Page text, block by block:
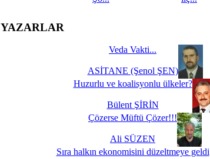
YAZARLAR
Veda Vakti...
ASİTANE (Şenol ŞEN)
Huzurlu ve koalisyonlu ülkeler?
Bülent ŞİRİN
Çözerse Müftü Çözer!!!
Ali SÜZEN
Sıra halkın ekonomisini düzeltmeye geldi